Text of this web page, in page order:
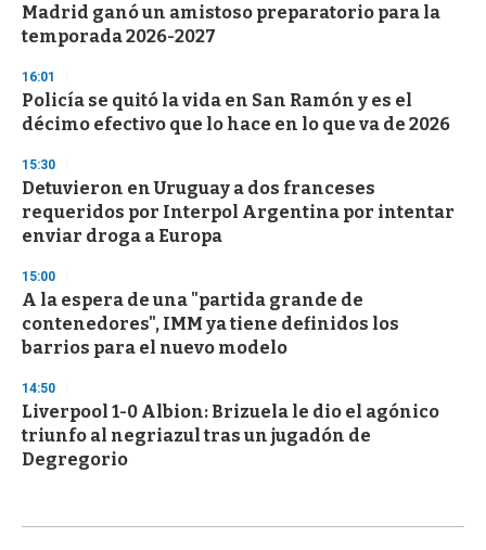
Madrid ganó un amistoso preparatorio para la
temporada 2026-2027
16:01
Policía se quitó la vida en San Ramón y es el
décimo efectivo que lo hace en lo que va de 2026
15:30
Detuvieron en Uruguay a dos franceses
requeridos por Interpol Argentina por intentar
enviar droga a Europa
15:00
A la espera de una "partida grande de
contenedores", IMM ya tiene definidos los
barrios para el nuevo modelo
14:50
Liverpool 1-0 Albion: Brizuela le dio el agónico
triunfo al negriazul tras un jugadón de
Degregorio